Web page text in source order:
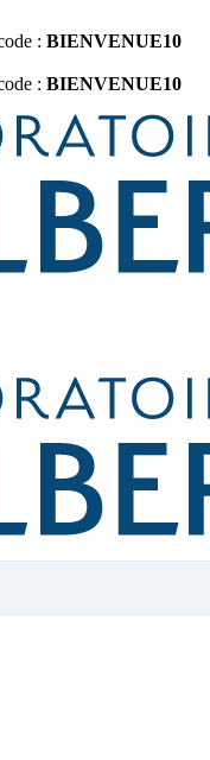
: BIENVENUE10
: BIENVENUE10